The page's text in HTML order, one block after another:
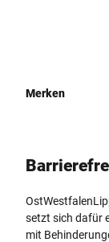
Merken
setzt sich dafür
mit